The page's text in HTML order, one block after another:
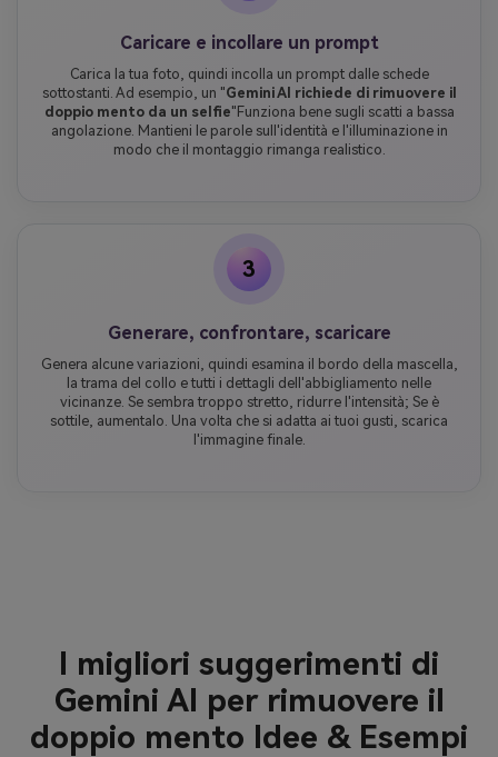
Caricare e incollare un prompt
Carica la tua foto, quindi incolla un prompt dalle schede
sottostanti. Ad esempio, un "Gemini AI richiede di rimuovere il
doppio mento da un selfie"Funziona bene sugli scatti a bassa
angolazione. Mantieni le parole sull'identità e l'illuminazione in
modo che il montaggio rimanga realistico.
3
Generare, confrontare, scaricare
Genera alcune variazioni, quindi esamina il bordo della mascella,
la trama del collo e tutti i dettagli dell'abbigliamento nelle
vicinanze. Se sembra troppo stretto, ridurre l'intensità; Se è
sottile, aumentalo. Una volta che si adatta ai tuoi gusti, scarica
l'immagine finale.
I migliori suggerimenti di
Gemini AI per rimuovere il
doppio mento Idee & Esempi